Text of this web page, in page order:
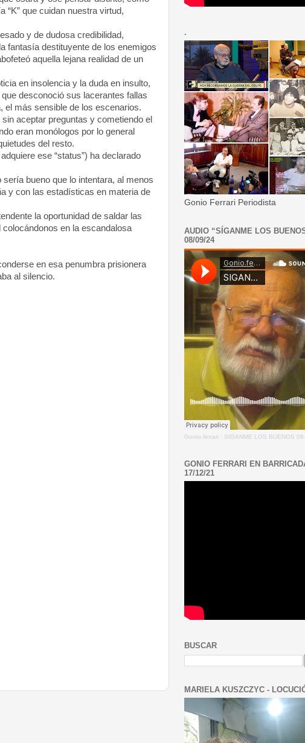
que cuidan nuestra virtud,
y de dudosa credibilidad,
fantasía destituyente de los enemigos
aquella lejana realidad de un
en insolencia y la duda en insulto,
desconoció sus lacerantes fallas
el más sensible de los escenarios.
aceptar preguntas y cometiendo el
eran monólogos por lo general
del resto.
ese “status”) ha declarado
bueno que lo intentara, al menos
y con las estadísticas en materia de
la oportunidad de saldar las
en la escandalosa
en esa penumbra prisionera
al silencio.
.
Gonio Ferrari Periodista
AUDIO “SÍGANME LOS
08/09/24
Gonio.ferrari · SIGANME LOS BUENOS
GONIO FERRARI EN
17/12/21
BUSCAR
MARIELA KUSZCZYC -